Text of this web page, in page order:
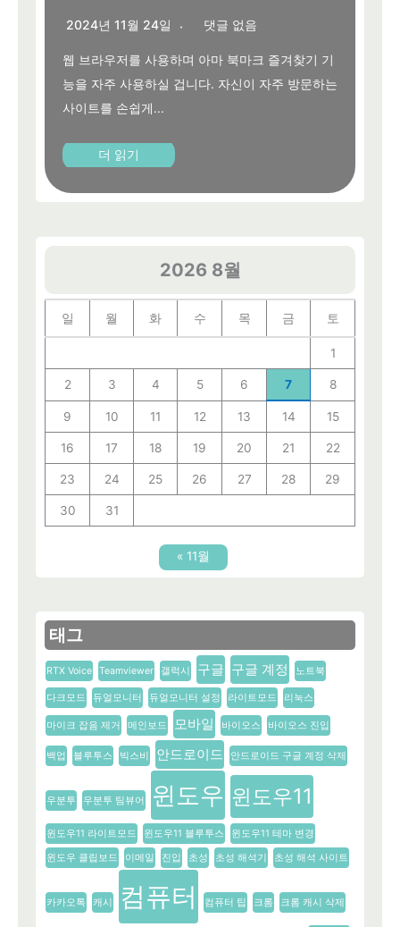
2024년 11월 24일 댓글 없음
웹 브라우저를 사용하며 아마 북마크 즐겨찾기 기
능을 자주 사용하실 겁니다. 자신이 자주 방문하는
사이트를 손쉽게...
더 읽기
2026 8월
일 월 화 수 목 금 토
1
2 3 4 5 6 7 8
9 10 11 12 13 14 15
16 17 18 19 20 21 22
23 24 25 26 27 28 29
30 31
« 11월
태그
RTX Voice Teamviewer 갤럭시 구글 구글 계정 노트북
다크모드 듀얼모니터 듀얼모니터 설정 라이트모드 리눅스
마이크 잡음 제거 메인보드 모바일 바이오스 바이오스 진입
백업 블루투스 빅스비 안드로이드 안드로이드 구글 계정 삭제
우분투 우분투 팀뷰어 윈도우 윈도우11
윈도우11 라이트모드 윈도우11 블루투스 윈도우11 테마 변경
윈도우 클립보드 이메일 진입 초성 초성 해석기 초성 해석 사이트
카카오톡 캐시 컴퓨터 컴퓨터 팁 크롬 크롬 캐시 삭제